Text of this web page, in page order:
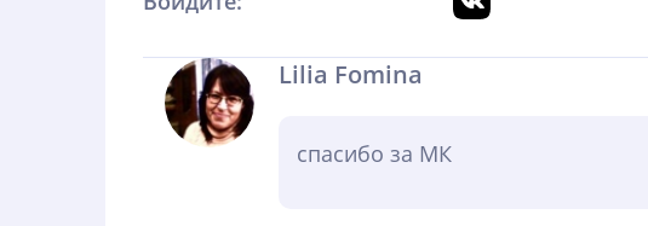
Lilia Fomina
спасибо за МК